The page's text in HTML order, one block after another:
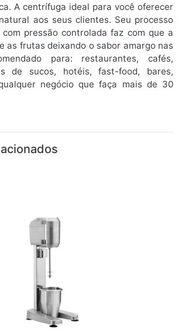
A centrífuga ideal para você oferecer
aos seus clientes. Seu processo
pressão controlada faz com que a
as frutas deixando o sabor amargo nas
para: restaurantes, cafés,
de sucos, hotéis, fast-food, bares,
negócio que faça mais de 30